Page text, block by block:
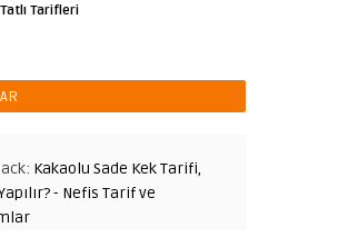
Tatlı Tarifleri
Kakaolu Sade Kek Tarifi,
- Nefis Tarif ve